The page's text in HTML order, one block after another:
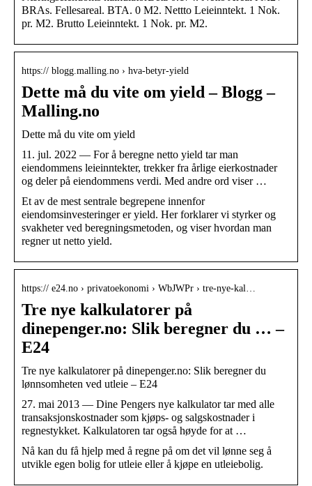
BRAs. Fellesareal. BTA. 0 M2. Nettto Leieinntekt. 1 Nok.
pr. M2. Brutto Leieinntekt. 1 Nok. pr. M2.
https:// blogg.malling.no › hva-betyr-yield
Dette må du vite om yield – Blogg –
Malling.no
Dette må du vite om yield
11. jul. 2022 — For å beregne netto yield tar man
eiendommens leieinntekter, trekker fra årlige eierkostnader
og deler på eiendommens verdi. Med andre ord viser …
Et av de mest sentrale begrepene innenfor
eiendomsinvesteringer er yield. Her forklarer vi styrker og
svakheter ved beregningsmetoden, og viser hvordan man
regner ut netto yield.
https:// e24.no › privatoekonomi › WbJWPr › tre-nye-kal…
Tre nye kalkulatorer på
dinepenger.no: Slik beregner du … –
E24
Tre nye kalkulatorer på dinepenger.no: Slik beregner du
lønnsomheten ved utleie – E24
27. mai 2013 — Dine Pengers nye kalkulator tar med alle
transaksjonskostnader som kjøps- og salgskostnader i
regnestykket. Kalkulatoren tar også høyde for at …
Nå kan du få hjelp med å regne på om det vil lønne seg å
utvikle egen bolig for utleie eller å kjøpe en utleiebolig.